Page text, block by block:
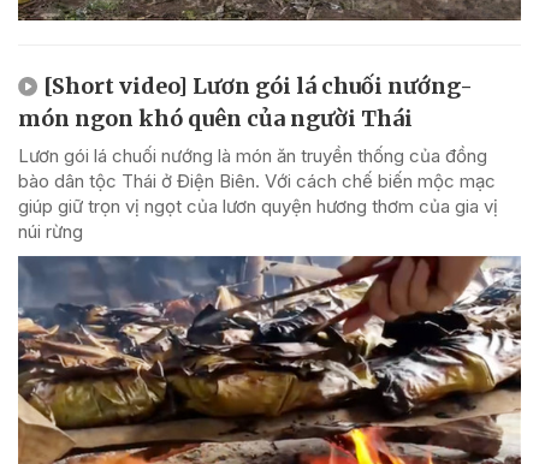
[Short video] Lươn gói lá chuối nướng-
món ngon khó quên của người Thái
Lươn gói lá chuối nướng là món ăn truyền thống của đồng
bào dân tộc Thái ở Điện Biên. Với cách chế biến mộc mạc
giúp giữ trọn vị ngọt của lươn quyện hương thơm của gia vị
núi rừng